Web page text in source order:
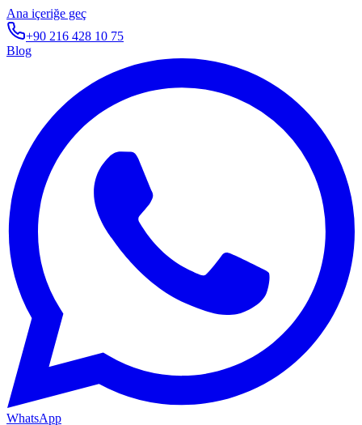
Ana içeriğe geç
+90 216 428 10 75
Blog
WhatsApp